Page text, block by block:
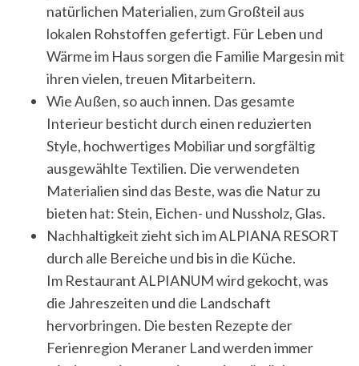
natürlichen Materialien, zum Großteil aus
lokalen Rohstoffen gefertigt. Für Leben und
Wärme im Haus sorgen die Familie Margesin mit
ihren vielen, treuen Mitarbeitern.
Wie Außen, so auch innen. Das gesamte
Interieur besticht durch einen reduzierten
Style, hochwertiges Mobiliar und sorgfältig
ausgewählte Textilien. Die verwendeten
Materialien sind das Beste, was die Natur zu
bieten hat: Stein, Eichen- und Nussholz, Glas.
Nachhaltigkeit zieht sich im ALPIANA RESORT
durch alle Bereiche und bis in die Küche.
Im Restaurant ALPIANUM wird gekocht, was
die Jahreszeiten und die Landschaft
hervorbringen. Die besten Rezepte der
Ferienregion Meraner Land werden immer
e
c
h
f
: